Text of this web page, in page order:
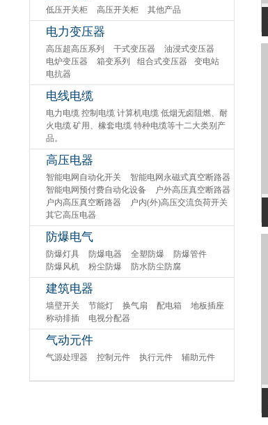
低压开关柜 高压开关柜 其他产品
电力变压器
高压超高压系列 干式变压器
油浸式变压器
电炉变压器
箱变系列 组合式变压器
变电站
电抗器
电线电缆
电力电缆 控制电缆 计算机电缆 低烟无卤阻燃、耐
火电缆 矿用、橡套电缆 特种电缆等十二大类别产
品。
高压电器
智能电网自动化开关
智能电网永磁式真空断路器
智能电网预付费自动化设备
户外高压真空断路器
户内高压真空断路器
户内(外)高压交流负荷开关
其它高压电器
防爆电气
防爆灯具 防爆电器 全塑防爆
防爆管件
防爆风机
粉尘防爆 防水防尘防腐
建筑电器
墙壁开关 节能灯 换气扇 配电箱
地板插座
称动排插
电视分配器
气动元件
气源处理器 控制元件 执行元件 辅助元件